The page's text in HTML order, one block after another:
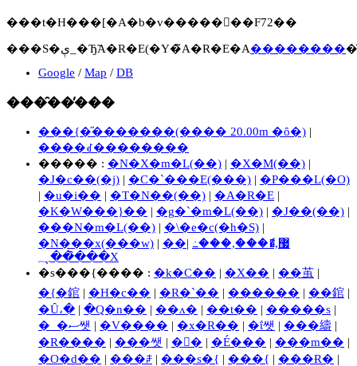
���t�H���[�A�b�v�����񍐏��F72��
���S�ې_�Ђ̃A�R�E(�Y�̃A�R�E�A��������
Google / Map / DB
���̑��̕���
���{�̋�������(���� 20.00m �ȏ�) |
����ꂽ��������
����� : �N�X�m�L(��) | �X�M(��) |
�J�c��(�j) | �C�`���E(���) | �P���L(�O)
| �u�i�� | �T�N��(��) | �A�R�E |
�K�W���}�� | �g�`�m�L(��) | �J��(��) |
���N�m�L(��) | �\�e�c(�h�S) |
�N���x(���w) | ��޷,�ެ���,���߸ |
���̑��̖؁X
�s���{���� : �k�C�� | �X�� | ��茧 |
�{�錧 | �H�c�� | �R�`�� | ������ | ��錧 |
�Ȗ،� | �Q�n�� | ��ʌ� | ��t�� | �����s |
�_�ސ쌧 | �V���� | �x�R�� | �ΐ쌧 | ���䌧 |
�R���� | ���쌧 | �򕌌� | �É��� | ���m�� |
�O�d�� | ���ꌧ | ���s�{ | ���{ | ���Ɍ� |